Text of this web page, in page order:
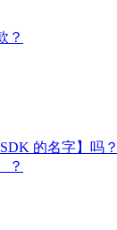
？
的名字】吗？
？